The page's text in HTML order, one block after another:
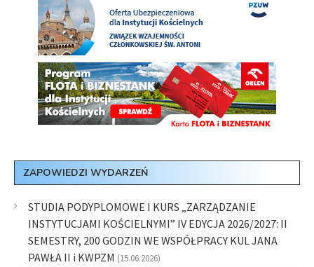
ZAPOWIEDZI WYDARZEŃ
STUDIA PODYPLOMOWE I KURS „ZARZĄDZANIE
INSTYTUCJAMI KOŚCIELNYMI” IV EDYCJA 2026/2027: II
SEMESTRY, 200 GODZIN WE WSPÓŁPRACY KUL JANA
PAWŁA II i KWPZM (15.06.2026)